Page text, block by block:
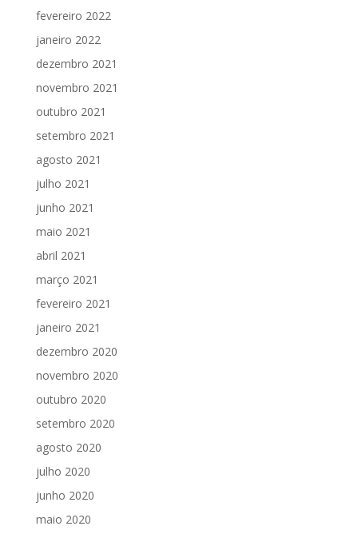
fevereiro 2022
janeiro 2022
dezembro 2021
novembro 2021
outubro 2021
setembro 2021
agosto 2021
julho 2021
junho 2021
maio 2021
abril 2021
março 2021
fevereiro 2021
janeiro 2021
dezembro 2020
novembro 2020
outubro 2020
setembro 2020
agosto 2020
julho 2020
junho 2020
maio 2020